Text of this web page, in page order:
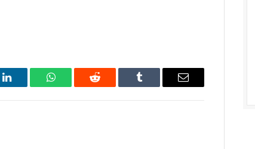
LinkedIn WhatsAppReddit Tumblr Email